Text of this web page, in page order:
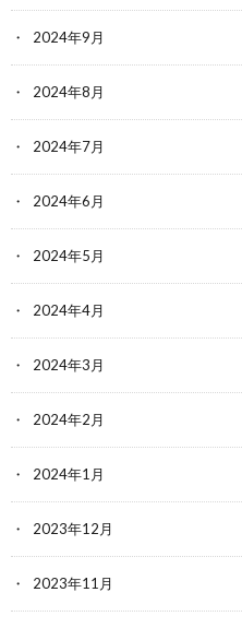
2024年9月
2024年8月
2024年7月
2024年6月
2024年5月
2024年4月
2024年3月
2024年2月
2024年1月
2023年12月
2023年11月